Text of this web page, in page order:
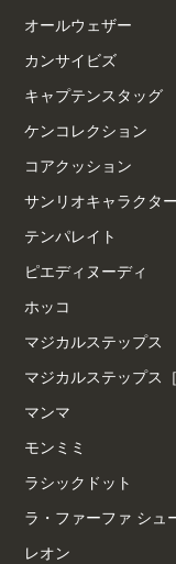
オールウェザー
カンサイビズ
キャプテンスタッグ
ケンコレクション
コアクッション
サンリオキャラクタ
テンパレイト
ピエディヌーディ
ホッコ
マジカルステップス
マジカルステップス
マンマ
モンミミ
ラシックドット
ラ・ファーファ シュ
レオン